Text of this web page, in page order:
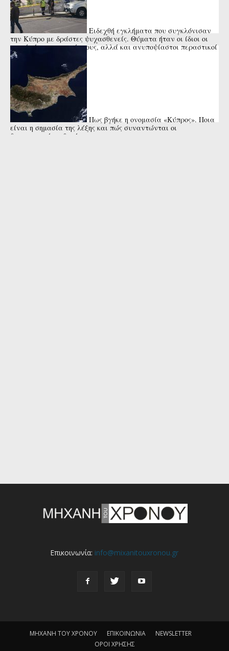
Ειδεχθή εγκλήματα που συγκλόνισαν
την Κύπρο με δράστες ψυχασθενείς. Θύματα ήταν οι ίδιοι οι
γονείς ή οι συγγενείς τους, αλλά και ανυποψίαστοι περαστικοί
ή μικρά ...
Πως βγήκε η ονομασία «Κύπρος». Ποια
είναι η σημασία της λέξης και πώς συναντώνται οι
διαφορετικές εκδοχές
Επικοινωνία: info@mixanitouxronou.gr
ΜΗΧΑΝΗ ΤΟΥ ΧΡΟΝΟΥ ΕΠΙΚΟΙΝΩΝΙΑ
NEWSLETTER
ΟΡΟΙ ΧΡΗΣΗΣ